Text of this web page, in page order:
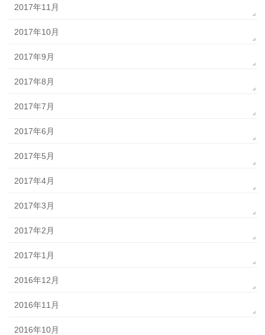
2017年11月
2017年10月
2017年9月
2017年8月
2017年7月
2017年6月
2017年5月
2017年4月
2017年3月
2017年2月
2017年1月
2016年12月
2016年11月
2016年10月